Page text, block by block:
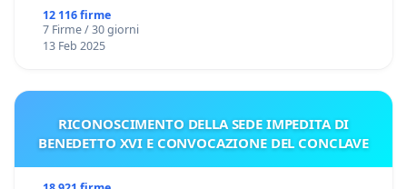
12 116 firme
7 Firme / 30 giorni
13 Feb 2025
RICONOSCIMENTO DELLA SEDE IMPEDITA DI
BENEDETTO XVI E CONVOCAZIONE DEL CONCLAVE